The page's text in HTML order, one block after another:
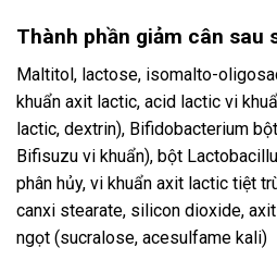
Thành phần giảm cân sau
Maltitol, lactose, isomalto-
khuẩn axit lactic, acid lactic vi
lactic, dextrin), Bifidobacterium
Bifisuzu vi khuẩn), bột
phân hủy, vi khuẩn axit lactic tiệt
canxi stearate, silicon dioxide,
ngọt (sucralose, acesulfame kali)